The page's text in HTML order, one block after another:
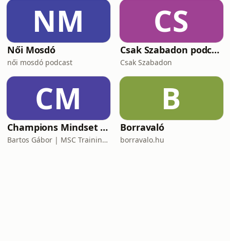
NM
Női Mosdó
női mosdó podcast
CS
Csak Szabadon podcast
Csak Szabadon
CM
Champions Mindset Podcast
Bartos Gábor | MSC Training Group
B
Borravaló
borravalo.hu